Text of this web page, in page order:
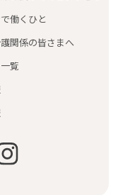
働くひと
関係の皆さまへ
覧